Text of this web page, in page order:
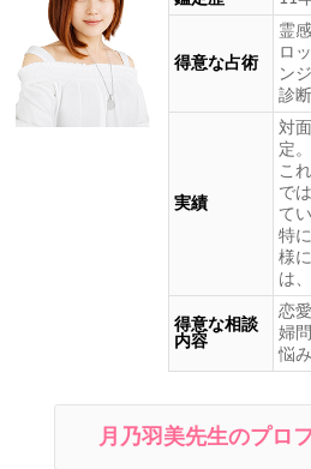
得意な占術
霊
ロ
ン
診
実績
対
定。
こ
で
て
特
様
は
得意な相談
内容
恋
婦
悩
月乃羽美先生のプロ